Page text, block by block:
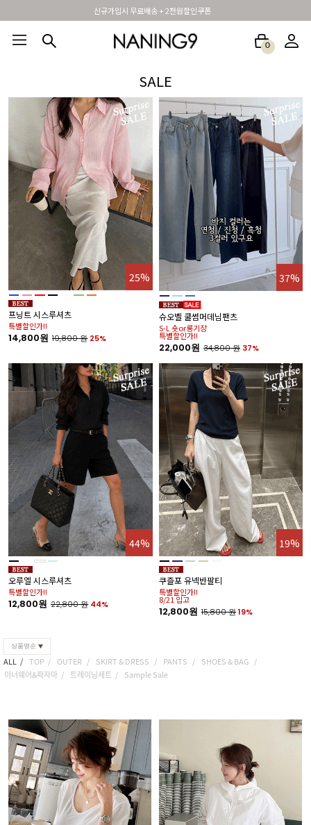
휴면 해제시 무료배송쿠폰
0
SALE
25%
프닝트 시스루셔츠
특별할인가!!
14,800원 19,800원 25%
37%
슈오벨 쿨썸머데님팬츠
S-L 숏or롱기장
특별할인가!!
22,000원 34,800원 37%
44%
오루엘 시스루셔츠
특별할인가!!
12,800원 22,800원 44%
19%
쿠즐포 유넥반팔티
특별할인가!!
8/21 입고
12,800원 15,800원19%
상품명순
ALL TOP OUTER SKIRT & DRESS PANTS
SHOES & BAG
이너웨어&파자마
트레이닝세트 Sample Sale